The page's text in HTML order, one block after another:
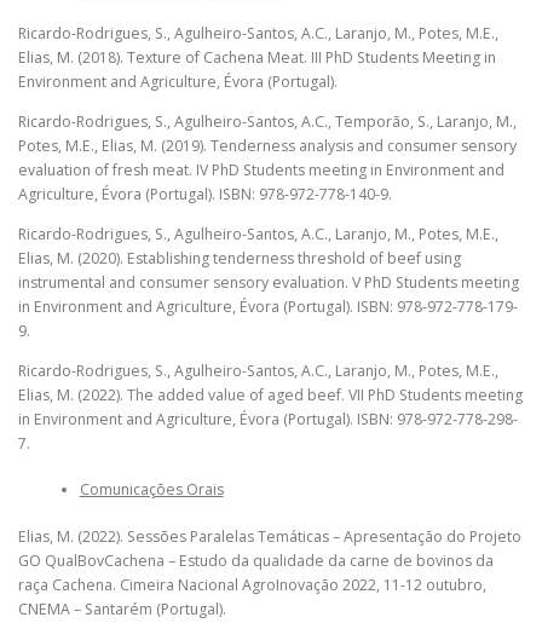
Ricardo-Rodrigues, S., Agulheiro-Santos, A.C., Laranjo, M., Potes, M.E.,
Elias, M. (2018). Texture of Cachena Meat. III PhD Students Meeting in
Environment and Agriculture, Évora (Portugal).
Ricardo-Rodrigues, S., Agulheiro-Santos, A.C., Temporão, S., Laranjo, M.,
Potes, M.E., Elias, M. (2019). Tenderness analysis and consumer sensory
evaluation of fresh meat. IV PhD Students meeting in Environment and
Agriculture, Évora (Portugal). ISBN: 978-972-778-140-9.
Ricardo-Rodrigues, S., Agulheiro-Santos, A.C., Laranjo, M., Potes, M.E.,
Elias, M. (2020). Establishing tenderness threshold of beef using
instrumental and consumer sensory evaluation. V PhD Students meeting
in Environment and Agriculture, Évora (Portugal). ISBN: 978-972-778-179-
9.
Ricardo-Rodrigues, S., Agulheiro-Santos, A.C., Laranjo, M., Potes, M.E.,
Elias, M. (2022). The added value of aged beef. VII PhD Students meeting
in Environment and Agriculture, Évora (Portugal). ISBN: 978-972-778-298-
7.
Comunicações Orais
Elias, M. (2022). Sessões Paralelas Temáticas – Apresentação do Projeto
GO QualBovCachena – Estudo da qualidade da carne de bovinos da
raça Cachena. Cimeira Nacional AgroInovação 2022, 11-12 outubro,
CNEMA – Santarém (Portugal).